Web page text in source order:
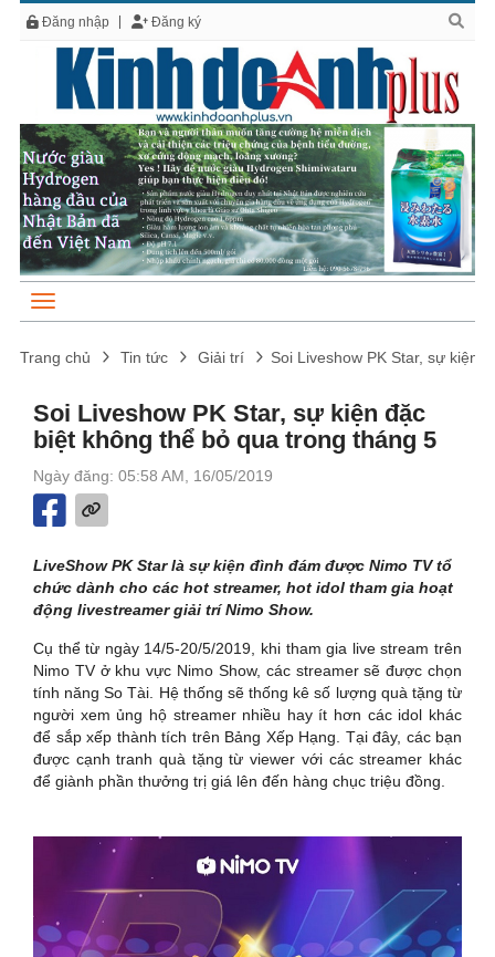
Đăng nhập Đăng ký
Trang chủ Tin tức Giải trí Soi Liveshow PK Star, sự kiện
Soi Liveshow PK Star, sự kiện đặc
biệt không thể bỏ qua trong tháng 5
Ngày đăng: 05:58 AM, 16/05/2019
LiveShow PK Star là sự kiện đình đám được Nimo TV tổ
chức dành cho các hot streamer, hot idol tham gia hoạt
động livestreamer giải trí Nimo Show.
Cụ thể từ ngày 14/5-20/5/2019, khi tham gia live stream trên
Nimo TV ở khu vực Nimo Show, các streamer sẽ được chọn
tính năng So Tài. Hệ thống sẽ thống kê số lượng quà tặng từ
người xem ủng hộ streamer nhiều hay ít hơn các idol khác
để sắp xếp thành tích trên Bảng Xếp Hạng. Tại đây, các bạn
được cạnh tranh quà tặng từ viewer với các streamer khác
để giành phần thưởng trị giá lên đến hàng chục triệu đồng.